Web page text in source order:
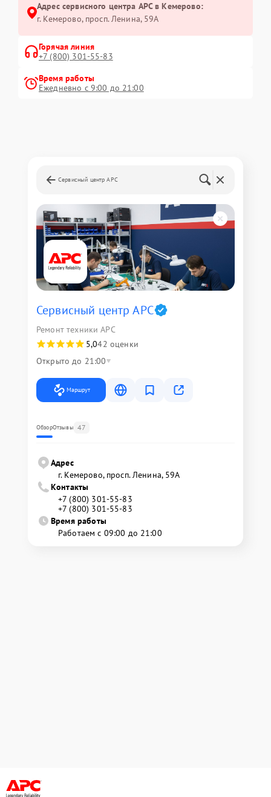
Адрес сервисного центра APC в Кемерово:
г. Кемерово, просп. Ленина, 59А
Горячая линия
+7 (800) 301-55-83
Время работы
Ежедневно с 9:00 до 21:00
Сервисный центр APC
Сервисный центр APC
Ремонт техники APC
5,042 оценки
Открыто до 21:00
Маршрут
ОбзорОтзывы 47
Адрес
г. Кемерово, просп. Ленина, 59А
Контакты
+7 (800) 301-55-83
+7 (800) 301-55-83
Время работы
Работаем с 09:00 до 21:00